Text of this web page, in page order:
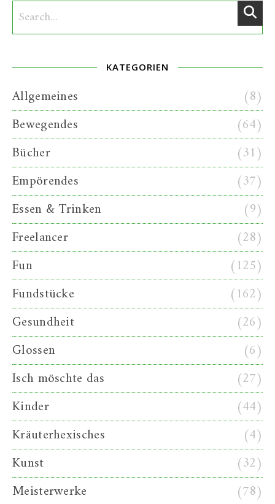
KATEGORIEN
Allgemeines
(8)
Bewegendes
(64)
Bücher
(31)
Empörendes
(37)
Essen & Trinken
(9)
Freelancer
(28)
Fun
(125)
Fundstücke
(162)
Gesundheit
(26)
Glossen
(6)
Isch möschte das
(27)
Kinder
(44)
Kräuterhexisches
(4)
Kunst
(32)
Meisterwerke
(78)